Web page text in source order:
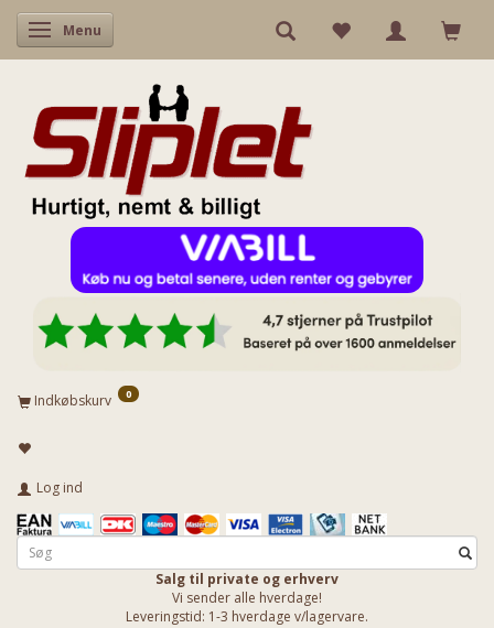
Skifte navigation
Menu
Indkøbskurv 0
Log ind
Salg til private og erhverv
Vi sender alle hverdage!
Leveringstid: 1-3 hverdage v/lagervare.